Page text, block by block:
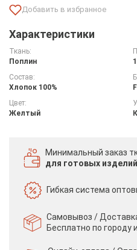
Характеристики
Ткань:
Поплин
Состав:
Хлопок 100%
Цвет:
Желтый
Минимальный заказ
для готовых изделий
Гибкая система
Самовывоз /
Бесплатно по городу